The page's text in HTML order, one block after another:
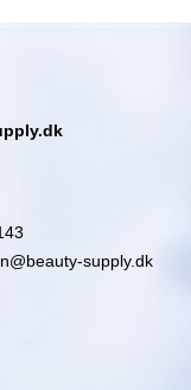
supply.dk